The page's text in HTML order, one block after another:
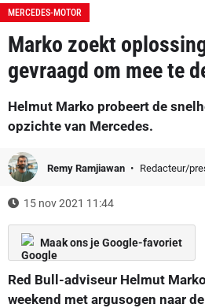
MERCEDES-MOTOR
Marko zoekt
gevraagd om mee te
Helmut Marko probeert de
opzichte van Mercedes.
Remy Ramjiawan Redacteur/
15 nov 2021 11:44
Maak ons je Google-favoriet
Red Bull-adviseur Helmut
weekend met argusogen naar